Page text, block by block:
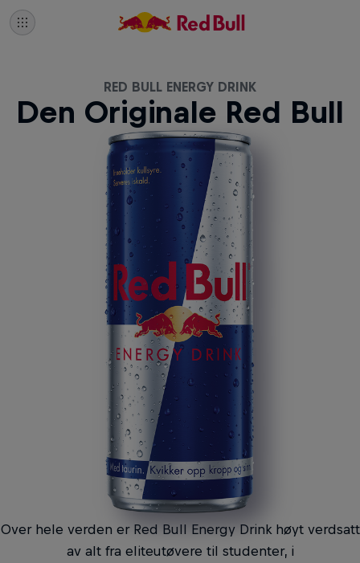
RED BULL ENERGY DRINK
Den Originale Red Bull
Over hele verden er Red Bull Energy Drink høyt verdsatt
av alt fra eliteutøvere til studenter, i